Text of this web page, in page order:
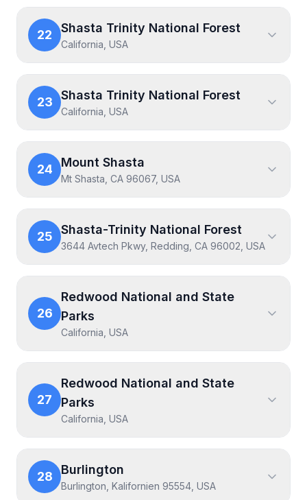
22 Shasta Trinity National Forest
California, USA
23 Shasta Trinity National Forest
California, USA
24 Mount Shasta
Mt Shasta, CA 96067, USA
25 Shasta-Trinity National Forest
3644 Avtech Pkwy, Redding, CA 96002, USA
26
Redwood National and State
Parks
California, USA
27
Redwood National and State
Parks
California, USA
28 Burlington
Burlington, Kalifornien 95554, USA